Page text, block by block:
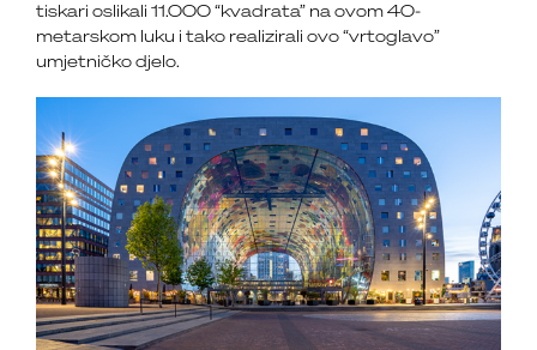
tiskari oslikali 11.000 “kvadrata” na ovom 40-
metarskom luku i tako realizirali ovo “vrtoglavo”
umjetničko djelo.